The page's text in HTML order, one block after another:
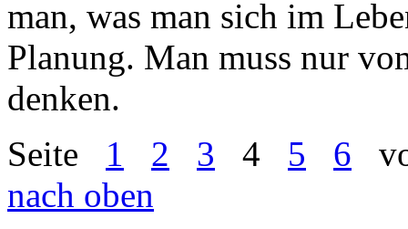
man, was man sich im
Planung. Man muss nur
denken.
Seite 1 2 3 4 5 6
nach oben